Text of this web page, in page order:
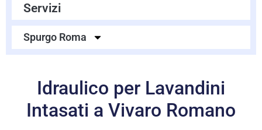
Servizi
Spurgo Roma
Idraulico per Lavandini
Intasati a Vivaro Romano